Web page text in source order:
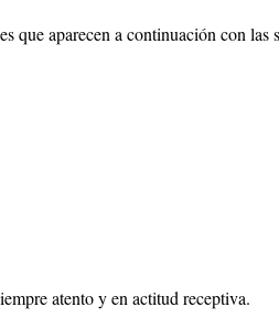
que aparecen a continuación con las
atento y en actitud receptiva.